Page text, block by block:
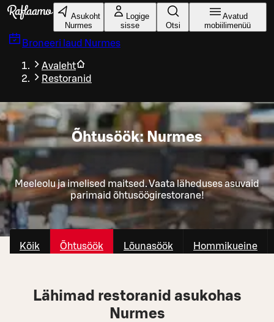
Liigu peamise sisu juurde
Asukoht
Nurmes
Logige
sisse
Otsi
Avatud
mobiilimenüü
Broneeri laud Nurmes
Avaleht
Restoranid
Õhtusöök: Nurmes
Meeleolu ja imelised maitsed. Vaata läheduses asuvaid
parimaid õhtusöögirestorane!
Kõik Õhtusöök Lõunasöök Hommikueine
Lähimad restoranid asukohas
Nurmes